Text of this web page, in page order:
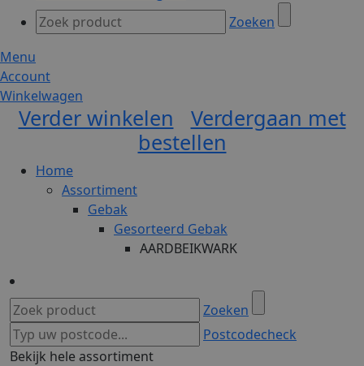
Zoeken
Menu
Account
Winkelwagen
Verder winkelen
Verdergaan met
bestellen
Home
Assortiment
Gebak
Gesorteerd Gebak
AARDBEIKWARK
Zoeken
Postcodecheck
Bekijk hele assortiment